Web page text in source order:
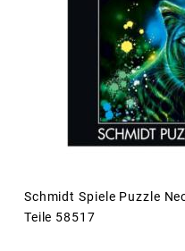
Schmidt Spiele Puzzle
Teile 58517